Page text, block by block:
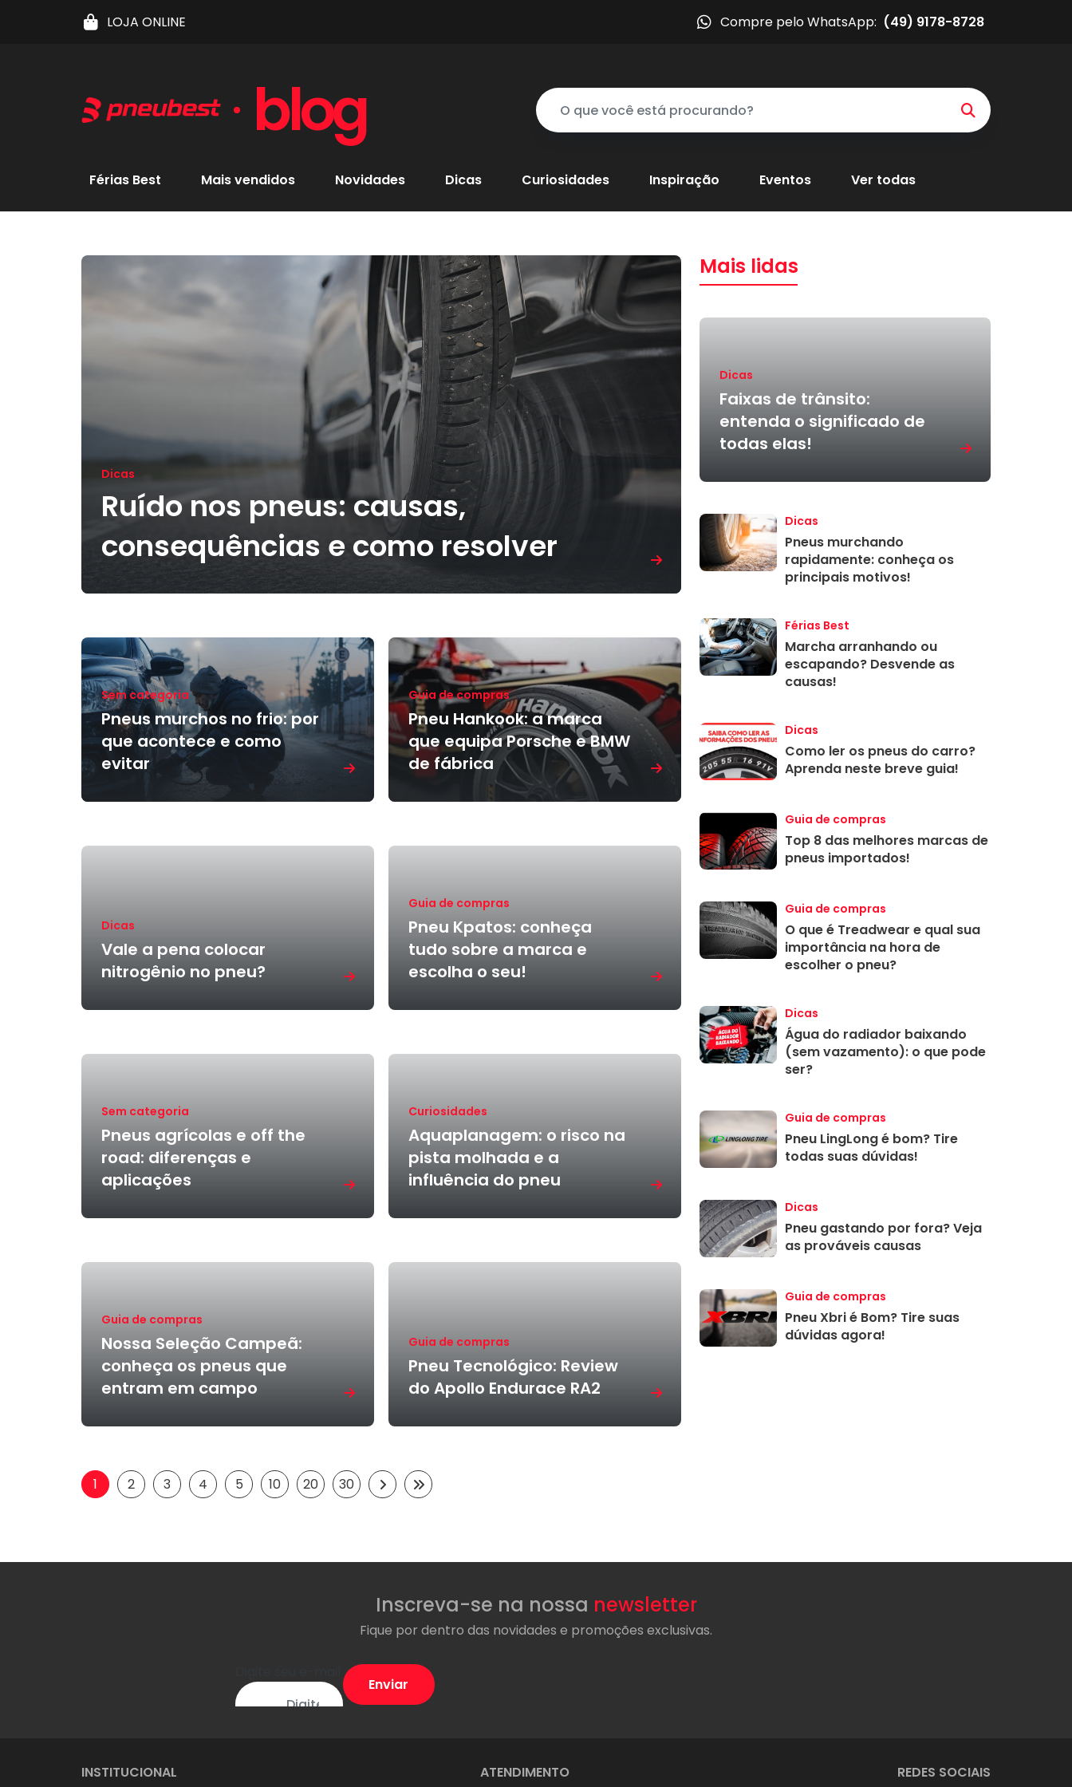
LOJA ONLINE Compre pelo WhatsApp: (49) 9178-8728
blog
Férias Best Mais vendidos Novidades Dicas Curiosidades Inspiração Eventos Ver todas
Dicas
Ruído nos pneus: causas,
consequências e como resolver
Sem categoria
Pneus murchos no frio: por
que acontece e como
evitar
Guia de compras
Pneu Hankook: a marca
que equipa Porsche e BMW
de fábrica
Dicas
Vale a pena colocar
nitrogênio no pneu?
Guia de compras
Pneu Kpatos: conheça
tudo sobre a marca e
escolha o seu!
Sem categoria
Pneus agrícolas e off the
road: diferenças e
aplicações
Curiosidades
Aquaplanagem: o risco na
pista molhada e a
influência do pneu
Guia de compras
Nossa Seleção Campeã:
conheça os pneus que
entram em campo
Guia de compras
Pneu Tecnológico: Review
do Apollo Endurace RA2
1 2 3 4 5 10 20 30
Mais lidas
Dicas
Faixas de trânsito:
entenda o significado de
todas elas!
Dicas
Pneus murchando
rapidamente: conheça os
principais motivos!
Férias Best
Marcha arranhando ou
escapando? Desvende as
causas!
Dicas
Como ler os pneus do carro?
Aprenda neste breve guia!
Guia de compras
Top 8 das melhores marcas de
pneus importados!
Guia de compras
O que é Treadwear e qual sua
importância na hora de
escolher o pneu?
Dicas
Água do radiador baixando
(sem vazamento): o que pode
ser?
Guia de compras
Pneu LingLong é bom? Tire
todas suas dúvidas!
Dicas
Pneu gastando por fora? Veja
as prováveis causas
Guia de compras
Pneu Xbri é Bom? Tire suas
dúvidas agora!
Inscreva-se na nossa newsletter
Fique por dentro das novidades e promoções exclusivas.
INSTITUCIONAL ATENDIMENTO REDES SOCIAIS